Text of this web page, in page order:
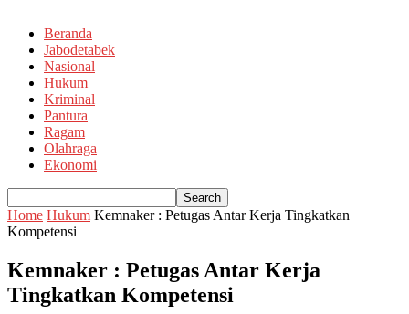
Beranda
Jabodetabek
Nasional
Hukum
Kriminal
Pantura
Ragam
Olahraga
Ekonomi
Home Hukum Kemnaker : Petugas Antar Kerja Tingkatkan
Kompetensi
Kemnaker : Petugas Antar Kerja
Tingkatkan Kompetensi